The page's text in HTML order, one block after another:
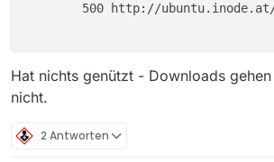
500 http://
Hat nichts genützt - Downloads
nicht.
2 Antworten